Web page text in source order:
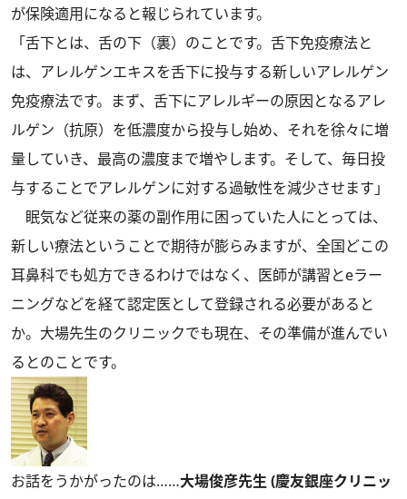
が保険適用になると報じられています。
「舌下とは、舌の下（裏）のことです。舌下免疫療法と
は、アレルゲンエキスを舌下に投与する新しいアレルゲン
免疫療法です。まず、舌下にアレルギーの原因となるアレ
ルゲン（抗原）を低濃度から投与し始め、それを徐々に増
量していき、最高の濃度まで増やします。そして、毎日投
与することでアレルゲンに対する過敏性を減少させます」
眠気など従来の薬の副作用に困っていた人にとっては、
新しい療法ということで期待が膨らみますが、全国どこの
耳鼻科でも処方できるわけではなく、医師が講習とeラー
ニングなどを経て認定医として登録される必要があると
か。大場先生のクリニックでも現在、その準備が進んでい
るとのことです。
お話をうかがったのは……大場俊彦先生 (慶友銀座クリニッ